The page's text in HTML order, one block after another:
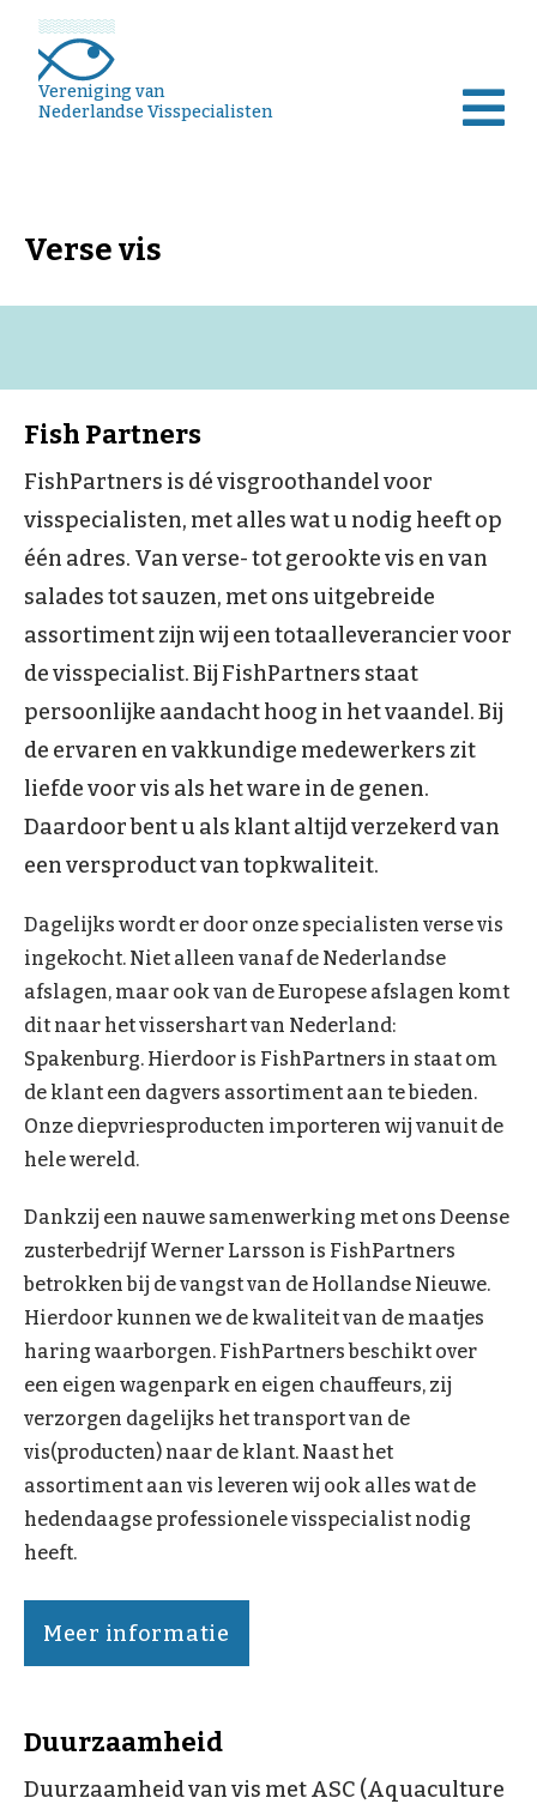
Vereniging van
Nederlandse Visspecialisten
Verse vis
Fish Partners
FishPartners is dé visgroothandel voor
visspecialisten, met alles wat u nodig heeft op
één adres. Van verse- tot gerookte vis en van
salades tot sauzen, met ons uitgebreide
assortiment zijn wij een totaalleverancier voor
de visspecialist. Bij FishPartners staat
persoonlijke aandacht hoog in het vaandel. Bij
de ervaren en vakkundige medewerkers zit
liefde voor vis als het ware in de genen.
Daardoor bent u als klant altijd verzekerd van
een versproduct van topkwaliteit.
Dagelijks wordt er door onze specialisten verse vis
ingekocht. Niet alleen vanaf de Nederlandse
afslagen, maar ook van de Europese afslagen komt
dit naar het vissershart van Nederland:
Spakenburg. Hierdoor is FishPartners in staat om
de klant een dagvers assortiment aan te bieden.
Onze diepvriesproducten importeren wij vanuit de
hele wereld.
Dankzij een nauwe samenwerking met ons Deense
zusterbedrijf Werner Larsson is FishPartners
betrokken bij de vangst van de Hollandse Nieuwe.
Hierdoor kunnen we de kwaliteit van de maatjes
haring waarborgen. FishPartners beschikt over
een eigen wagenpark en eigen chauffeurs, zij
verzorgen dagelijks het transport van de
vis(producten) naar de klant. Naast het
assortiment aan vis leveren wij ook alles wat de
hedendaagse professionele visspecialist nodig
heeft.
Meer informatie
Duurzaamheid
Duurzaamheid van vis met ASC (Aquaculture